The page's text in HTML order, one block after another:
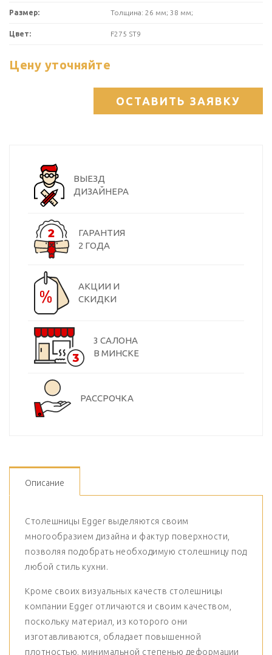
Размер: Толщина: 26 мм; 38 мм;
Цвет: F275 ST9
Цену уточняйте
ОСТАВИТЬ ЗАЯВКУ
ВЫЕЗД
ДИЗАЙНЕРА
ГАРАНТИЯ
2 ГОДА
АКЦИИ И
СКИДКИ
3 САЛОНА
В МИНСКЕ
РАССРОЧКА
Описание
Столешницы Egger выделяются своим
многообразием дизайна и фактур поверхности,
позволяя подобрать необходимую столешницу под
любой стиль кухни.
Кроме своих визуальных качеств столешницы
компании Egger отличаются и своим качеством,
поскольку материал, из которого они
изготавливаются, обладает повышенной
плотностью, минимальной степенью деформации